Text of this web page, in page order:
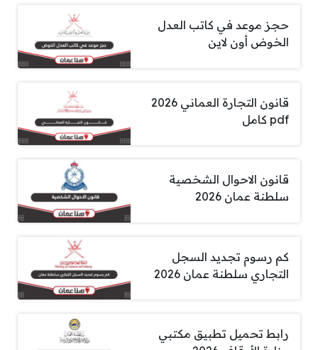
حجز موعد في كاتب العدل
الخوض أون لاين
قانون التجارة العماني 2026
pdf كامل
قانون الاحوال الشخصية
سلطنة عمان 2026
كم رسوم تجديد السجل
التجاري سلطنة عمان 2026
رابط تحميل تطبيق مكتبي